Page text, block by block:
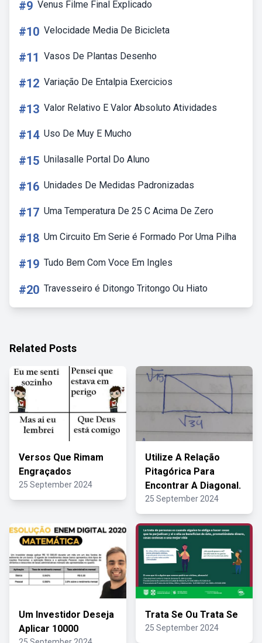
#9 Venus Filme Final Explicado
#10 Velocidade Media De Bicicleta
#11 Vasos De Plantas Desenho
#12 Variação De Entalpia Exercicios
#13 Valor Relativo E Valor Absoluto Atividades
#14 Uso De Muy E Mucho
#15 Unilasalle Portal Do Aluno
#16 Unidades De Medidas Padronizadas
#17 Uma Temperatura De 25 C Acima De Zero
#18 Um Circuito Em Serie é Formado Por Uma Pilha
#19 Tudo Bem Com Voce Em Ingles
#20 Travesseiro é Ditongo Tritongo Ou Hiato
Related Posts
Versos Que Rimam
Engraçados
25 September 2024
Utilize A Relação
Pitagórica Para
Encontrar A Diagonal.
25 September 2024
Um Investidor Deseja
Aplicar 10000
Trata Se Ou Trata Se
25 September 2024